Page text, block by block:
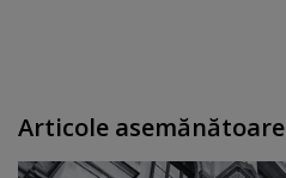
Articole asemănătoare